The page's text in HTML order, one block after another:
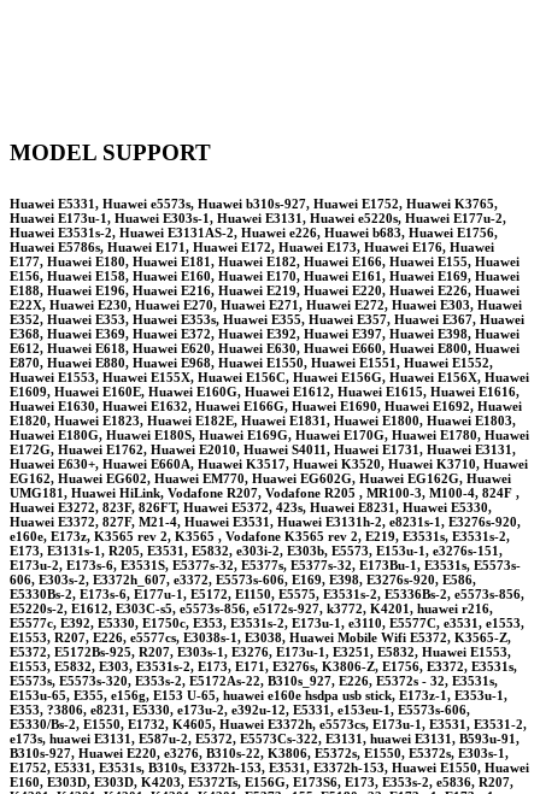
MODEL SUPPORT
Huawei E5331, Huawei e5573s, Huawei b310s-927, Huawei E1752, Huawei K3765,
Huawei E173u-1, Huawei E303s-1, Huawei E3131, Huawei e5220s, Huawei E177u-2,
Huawei E3531s-2, Huawei E3131AS-2, Huawei e226, Huawei b683, Huawei E1756,
Huawei E5786s, Huawei E171, Huawei E172, Huawei E173, Huawei E176, Huawei
E177, Huawei E180, Huawei E181, Huawei E182, Huawei E166, Huawei E155, Huawei
E156, Huawei E158, Huawei E160, Huawei E170, Huawei E161, Huawei E169, Huawei
E188, Huawei E196, Huawei E216, Huawei E219, Huawei E220, Huawei E226, Huawei
E22X, Huawei E230, Huawei E270, Huawei E271, Huawei E272, Huawei E303, Huawei
E352, Huawei E353, Huawei E353s, Huawei E355, Huawei E357, Huawei E367, Huawei
E368, Huawei E369, Huawei E372, Huawei E392, Huawei E397, Huawei E398, Huawei
E612, Huawei E618, Huawei E620, Huawei E630, Huawei E660, Huawei E800, Huawei
E870, Huawei E880, Huawei E968, Huawei E1550, Huawei E1551, Huawei E1552,
Huawei E1553, Huawei E155X, Huawei E156C, Huawei E156G, Huawei E156X, Huawei
E1609, Huawei E160E, Huawei E160G, Huawei E1612, Huawei E1615, Huawei E1616,
Huawei E1630, Huawei E1632, Huawei E166G, Huawei E1690, Huawei E1692, Huawei
E1820, Huawei E1823, Huawei E182E, Huawei E1831, Huawei E1800, Huawei E1803,
Huawei E180G, Huawei E180S, Huawei E169G, Huawei E170G, Huawei E1780, Huawei
E172G, Huawei E1762, Huawei E2010, Huawei S4011, Huawei E1731, Huawei E3131,
Huawei E630+, Huawei E660A, Huawei K3517, Huawei K3520, Huawei K3710, Huawei
EG162, Huawei EG602, Huawei EM770, Huawei EG602G, Huawei EG162G, Huawei
UMG181, Huawei HiLink, Vodafone R207, Vodafone R205 , MR100-3, M100-4, 824F ,
Huawei E3272, 823F, 826FT, Huawei E5372, 423s, Huawei E8231, Huawei E5330,
Huawei E3372, 827F, M21-4, Huawei E3531, Huawei E3131h-2, e8231s-1, E3276s-920,
e160e, E173z, K3565 rev 2, K3565 , Vodafone K3565 rev 2, E219, E3531s, E3531s-2,
E173, E3131s-1, R205, E3531, E5832, e303i-2, E303b, E5573, E153u-1, e3276s-151,
E173u-2, E173s-6, E3531S, E5377s-32, E5377s, E5377s-32, E173Bu-1, E3531s, E5573s-
606, E303s-2, E3372h_607, e3372, E5573s-606, E169, E398, E3276s-920, E586,
E5330Bs-2, E173s-6, E177u-1, E5172, E1150, E5575, E3531s-2, E5336Bs-2, e5573s-856,
E5220s-2, E1612, E303C-s5, e5573s-856, e5172s-927, k3772, K4201, huawei r216,
E5577c, E392, E5330, E1750c, E353, E3531s-2, E173u-1, e3110, E5577C, e3531, e1553,
E1553, R207, E226, e5577cs, E3038s-1, E3038, Huawei Mobile Wifi E5372, K3565-Z,
E5372, E5172Bs-925, R207, E303s-1, E3276, E173u-1, E3251, E5832, Huawei E1553,
E1553, E5832, E303, E3531s-2, E173, E171, E3276s, K3806-Z, E1756, E3372, E3531s,
E5573s, E5573s-320, E353s-2, E5172As-22, B310s_927, E226, E5372s - 32, E3531s,
E153u-65, E355, e156g, E153 U-65, huawei e160e hsdpa usb stick, E173z-1, E353u-1,
E353, ?3806, e8231, E5330, e173u-2, e392u-12, E5331, e153eu-1, E5573s-606,
E5330/Bs-2, E1550, E1732, K4605, Huawei E3372h, e5573cs, E173u-1, E3531, E3531-2,
e173s, huawei E3131, E587u-2, E5372, E5573Cs-322, E3131, huawei E3131, B593u-91,
B310s-927, Huawei E220, e3276, B310s-22, K3806, E5372s, E1550, E5372s, E303s-1,
E1752, E5331, E3531s, B310s, E3372h-153, E3531, E3372h-153, Huawei E1550, Huawei
E160, E303D, E303D, K4203, E5372Ts, E156G, E173S6, E173, E353s-2, e5836, R207,